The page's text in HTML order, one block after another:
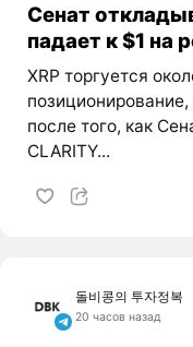
Сенат
падает к $1 на
XRP торгуется
после того, как
CLARITY...
돌비콩의 투자정복
20 часов назад